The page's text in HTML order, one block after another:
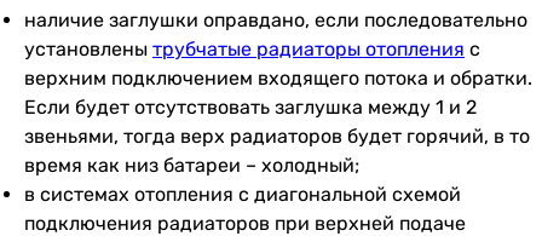
наличие заглушки оправдано, если последовательно
установлены трубчатые радиаторы отопления с
верхним подключением входящего потока и обратки.
Если будет отсутствовать заглушка между 1 и 2
звеньями, тогда верх радиаторов будет горячий, в то
время как низ батареи – холодный;
в системах отопления с диагональной схемой
подключения радиаторов при верхней подаче